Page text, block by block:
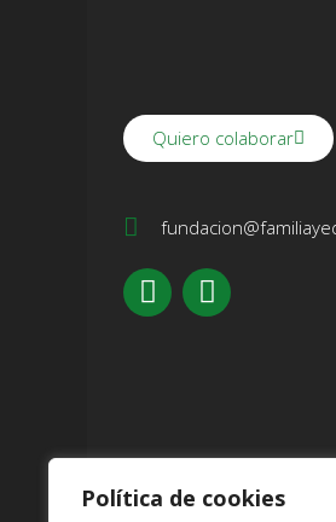
Política de cookies
Quiero colaborar